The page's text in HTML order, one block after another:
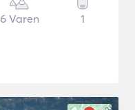
6 Varen 1